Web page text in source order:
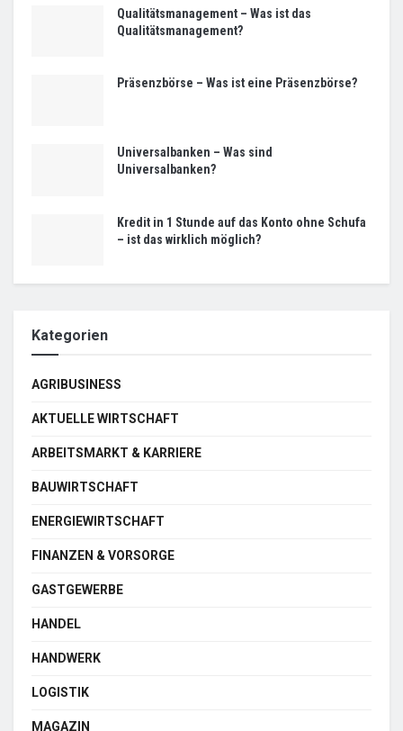
Qualitätsmanagement – Was ist das
Qualitätsmanagement?
Präsenzbörse – Was ist eine Präsenzbörse?
Universalbanken – Was sind
Universalbanken?
Kredit in 1 Stunde auf das Konto ohne Schufa
– ist das wirklich möglich?
Kategorien
AGRIBUSINESS
AKTUELLE WIRTSCHAFT
ARBEITSMARKT & KARRIERE
BAUWIRTSCHAFT
ENERGIEWIRTSCHAFT
FINANZEN & VORSORGE
GASTGEWERBE
HANDEL
HANDWERK
LOGISTIK
MAGAZIN